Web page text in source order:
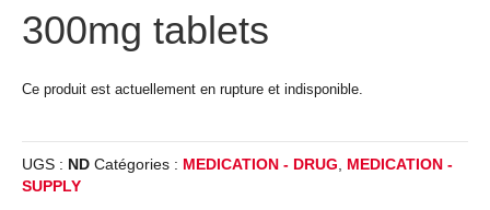
300mg tablets
Ce produit est actuellement en rupture et indisponible.
UGS : ND Catégories : MEDICATION - DRUG
MEDICATION -
SUPPLY